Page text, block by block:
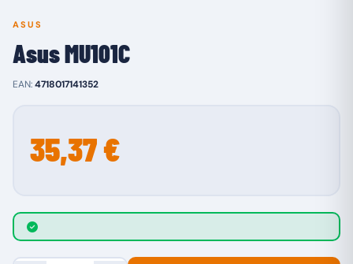
ASUS
Asus MU101C
EAN:4718017141352
35,37 €